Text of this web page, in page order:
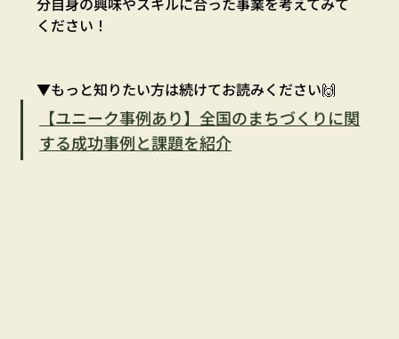
ください！
▼もっと知りたい方は続けてお読みください🙌
【ユニーク事例あり】全国のまちづくりに関
する成功事例と課題を紹介